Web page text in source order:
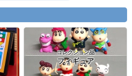
コレクション品
フィギュア